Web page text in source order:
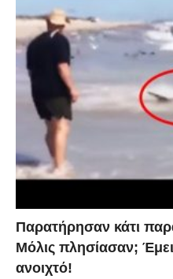
Παρατήρησαν κάτι
Μόλις πλησίασαν;
ανοιχτό!